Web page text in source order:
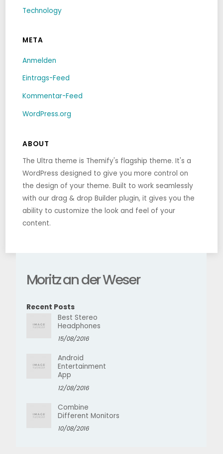
Technology
META
Anmelden
Eintrags-Feed
Kommentar-Feed
WordPress.org
ABOUT
The Ultra theme is Themify's flagship theme. It's a
WordPress designed to give you more control on
the design of your theme. Built to work seamlessly
with our drag & drop Builder plugin, it gives you the
ability to customize the look and feel of your
content.
Moritz an der Weser
Recent Posts
Best Stereo
Headphones
15/08/2016
Android
Entertainment
App
12/08/2016
Combine
Different Monitors
10/08/2016